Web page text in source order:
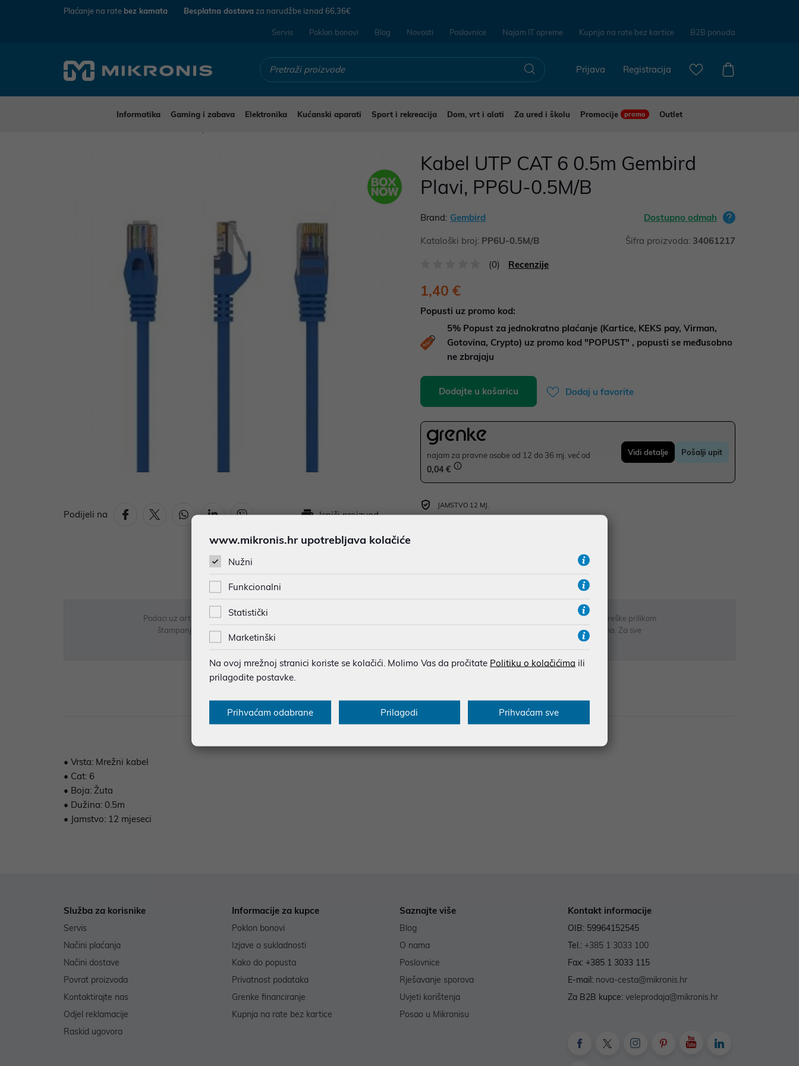
Plaćanje na rate bez kamata Besplatna dostava za narudžbe iznad 66,36€
Servis Poklon bonovi Blog Novosti Poslovnice Najam IT opreme Kupnja na rate bez kartice B2B ponuda
Registracija
Prijava
Informatika Gaming i zabava Elektronika Kućanski aparati Sport i rekreacija Dom, vrt i alati Za ured i školu Promocije promo
Outlet
Podijeli na Ispiši proizvod
Kabel UTP CAT 6 0.5m Gembird
Plavi, PP6U-0.5M/B
Brand: Gembird Dostupno odmah
Kataloški broj: PP6U-0.5M/B Šifra proizvoda: 34061217
(0) Recenzije
1,40 €
Popusti uz promo kod:
5% Popust za jednokratno plaćanje (Kartice, KEKS pay, Virman,
Gotovina, Crypto) uz promo kod "POPUST" , popusti se međusobno
ne zbrajaju
Dodajte u košaricu Dodaj u favorite
najam za pravne osobe od 12 do 36 mj. već od
0,04 €
Vidi detalje Pošalji upit
JAMSTVO 12 MJ.
Podaci uz artikle su prezentirani u dobroj namjeri. Mikronis d.o.o. ne odgovara za eventualne pogreške nastale u opisu proizvoda, greške prilikom
štampanja te promjene u dostupnosti i cijene. Slike artikala su ilustrativne prirode te ne moraju u potpunosti odgovarati artiklima. Za sve
eventualne nejasnoće možete nas kontaktirati na
Opis Specifikacija Raspoloživost Recenzije
• Vrsta: Mrežni kabel
• Cat: 6
• Boja: Žuta
• Dužina: 0.5m
• Jamstvo: 12 mjeseci
Služba za korisnike
Servis
Načini plaćanja
Načini dostave
Povrat proizvoda
Kontaktirajte nas
Odjel reklamacije
Raskid ugovora
Informacije za kupce
Poklon bonovi
Izjave o sukladnosti
Kako do popusta
Privatnost podataka
Grenke financiranje
Kupnja na rate bez kartice
Saznajte više
Blog
O nama
Poslovnice
Rješavanje sporova
Uvjeti korištenja
Posao u Mikronisu
Kontakt informacije
OIB: 59964152545
Tel.: +385 1 3033 100
Fax: +385 1 3033 115
E-mail: nova-cesta@mikronis.hr
Za B2B kupce: veleprodaja@mikronis.hr
www.mikronis.hr upotrebljava kolačiće
Nužni
Funkcionalni
Statistički
Marketinški
Na ovoj mrežnoj stranici koriste se kolačići. Molimo Vas da pročitate Politiku o kolačićima ili
prilagodite postavke.
Prihvaćam odabrane Prilagodi Prihvaćam sve